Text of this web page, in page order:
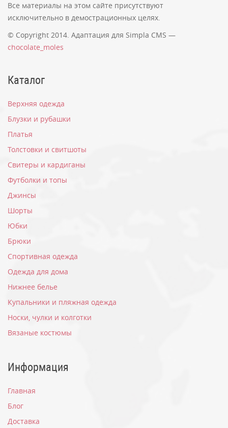
Все материалы на этом сайте присутствуют
исключительно в демострационных целях.
© Copyright 2014. Адаптация для Simpla CMS —
chocolate_moles
Каталог
Верхняя одежда
Блузки и рубашки
Платья
Толстовки и свитшоты
Свитеры и кардиганы
Футболки и топы
Джинсы
Шорты
Юбки
Брюки
Спортивная одежда
Одежда для дома
Нижнее белье
Купальники и пляжная одежда
Носки, чулки и колготки
Вязаные костюмы
Информация
Главная
Блог
Доставка